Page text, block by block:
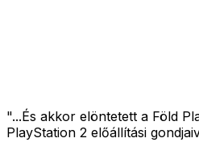
"...És akkor elöntetett a Föld
PlayStation 2 előállítási